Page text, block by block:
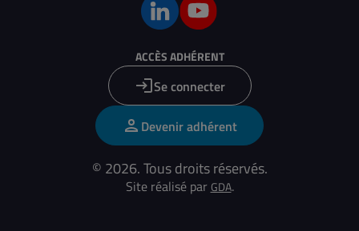
ACCÈS ADHÉRENT
Se connecter
Devenir adhérent
© 2026. Tous droits réservés.
Site réalisé par GDA.